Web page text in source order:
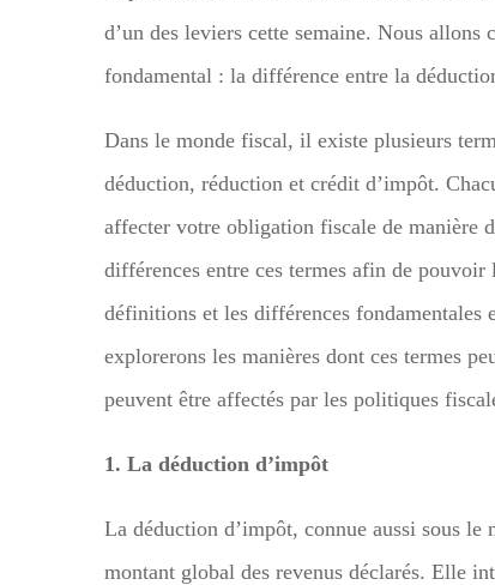
d’un des leviers cette semaine. Nous
fondamental : la différence entre la
Dans le monde fiscal, il existe plusieurs
déduction, réduction et crédit d’impôt.
affecter votre obligation fiscale de manière
différences entre ces termes afin de
définitions et les différences
explorerons les manières dont ces termes
peuvent être affectés par les politiques
1. La déduction d’impôt
La déduction d’impôt, connue aussi sous
montant global des revenus déclarés. Elle